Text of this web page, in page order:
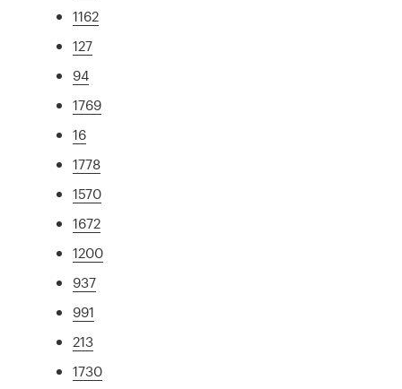
1162
127
94
1769
16
1778
1570
1672
1200
937
991
213
1730